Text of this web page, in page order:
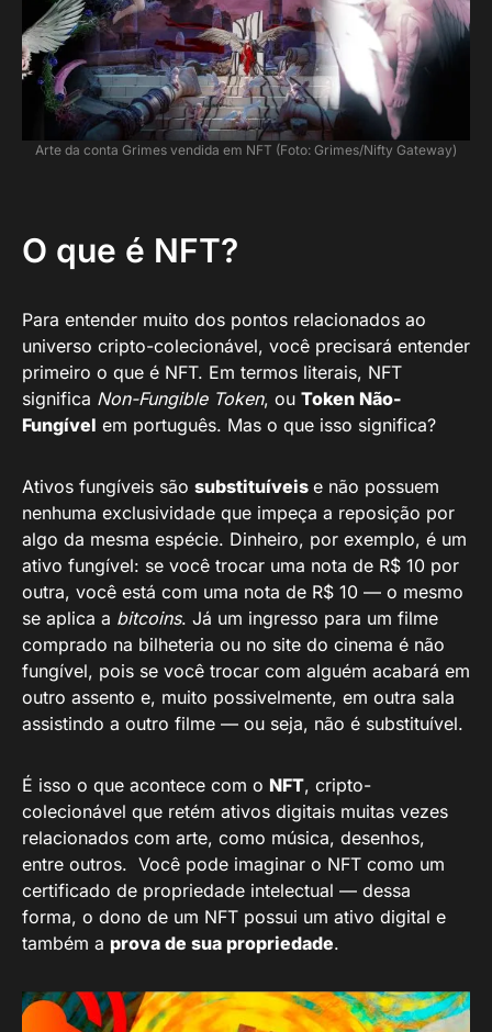
Arte da conta Grimes vendida em NFT (Foto: Grimes/Nifty Gateway)
O que é NFT?
Para entender muito dos pontos relacionados ao
universo cripto-colecionável, você precisará entender
primeiro o que é NFT. Em termos literais, NFT
significa Non-Fungible Token, ou Token Não-
Fungível em português. Mas o que isso significa?
Ativos fungíveis são substituíveis e não possuem
nenhuma exclusividade que impeça a reposição por
algo da mesma espécie. Dinheiro, por exemplo, é um
ativo fungível: se você trocar uma nota de R$ 10 por
outra, você está com uma nota de R$ 10 — o mesmo
se aplica a bitcoins. Já um ingresso para um filme
comprado na bilheteria ou no site do cinema é não
fungível, pois se você trocar com alguém acabará em
outro assento e, muito possivelmente, em outra sala
assistindo a outro filme — ou seja, não é substituível.
É isso o que acontece com o NFT, cripto-
colecionável que retém ativos digitais muitas vezes
relacionados com arte, como música, desenhos,
entre outros. Você pode imaginar o NFT como um
certificado de propriedade intelectual — dessa
forma, o dono de um NFT possui um ativo digital e
também a prova de sua propriedade.